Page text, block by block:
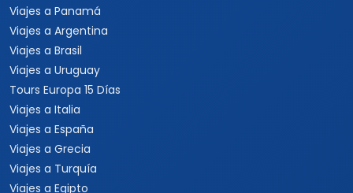
Viajes a Panamá
Viajes a Argentina
Viajes a Brasil
Viajes a Uruguay
Tours Europa 15 Días
Viajes a Italia
Viajes a España
Viajes a Grecia
Viajes a Turquía
Viajes a Egipto